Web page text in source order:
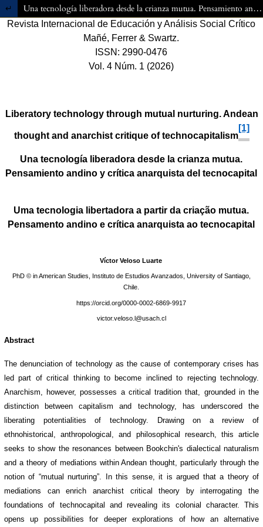
Volver a los detalles del artículo Una tecnología liberadora desde la crianza mutua. Pensamiento andino y crítica anarquista del tecnocapital